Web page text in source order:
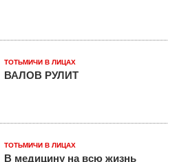
ТОТЬМИЧИ В ЛИЦАХ
ВАЛОВ РУЛИТ
ТОТЬМИЧИ В ЛИЦАХ
В медицину на всю жизнь